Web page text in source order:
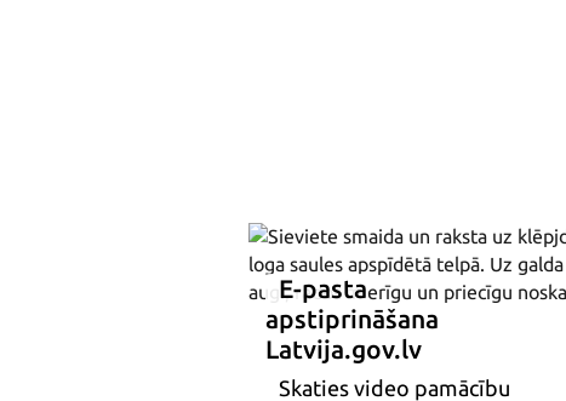
E-pasta
apstiprināšana
Latvija.gov.lv
Skaties video pamācību